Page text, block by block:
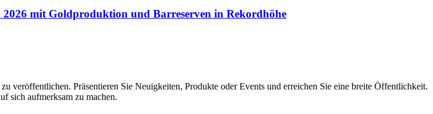
mit Goldproduktion und Barreserven in Rekordhöhe
veröffentlichen. Präsentieren Sie Neuigkeiten, Produkte oder Events und erreichen Sie eine breite Öffentlichkeit.
sich aufmerksam zu machen.